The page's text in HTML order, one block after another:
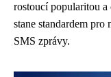
rostoucí popularitou a
stane standardem
SMS zprávy.